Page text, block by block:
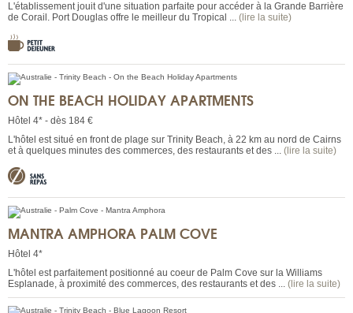
L'établissement jouit d'une situation parfaite pour accéder à la Grande Barrière
de Corail. Port Douglas offre le meilleur du Tropical ... (lire la suite)
ON THE BEACH HOLIDAY APARTMENTS
Hôtel 4* - dès 184 €
L'hôtel est situé en front de plage sur Trinity Beach, à 22 km au nord de Cairns
et à quelques minutes des commerces, des restaurants et des ... (lire la suite)
MANTRA AMPHORA PALM COVE
Hôtel 4*
L'hôtel est parfaitement positionné au coeur de Palm Cove sur la Williams
Esplanade, à proximité des commerces, des restaurants et des ... (lire la suite)